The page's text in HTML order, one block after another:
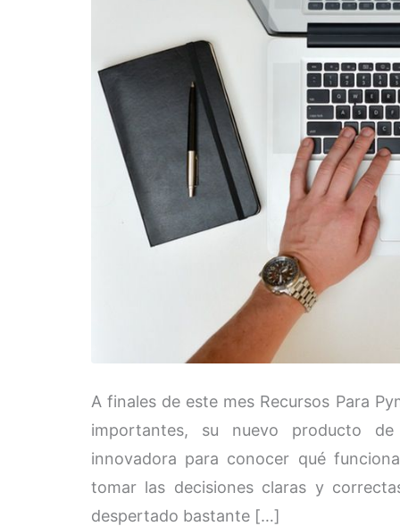
A finales de este mes Recursos Para
importantes, su nuevo producto
innovadora para conocer qué
tomar las decisiones claras y
despertado bastante […]